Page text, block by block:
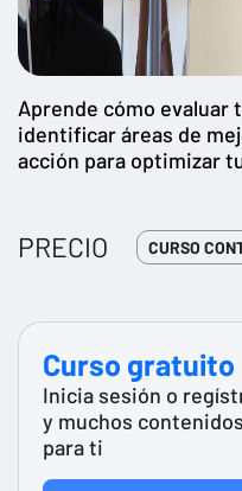
Aprende cómo evaluar
identificar áreas de
acción para optimizar
PRECIO CURSO
Curso gratuito
Inicia sesión o
y muchos
para ti